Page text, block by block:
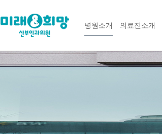
병원소개 의료진소개